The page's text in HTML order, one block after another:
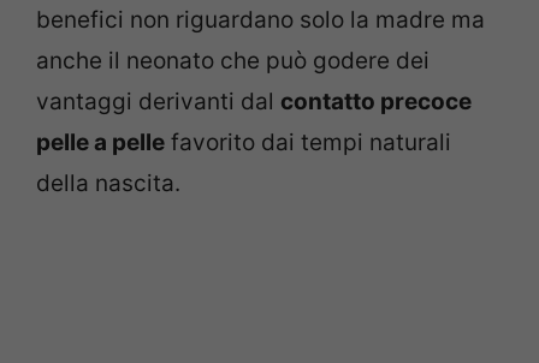
benefici non riguardano solo la madre ma
anche il neonato che può godere dei
vantaggi derivanti dal contatto precoce
pelle a pelle favorito dai tempi naturali
della nascita.